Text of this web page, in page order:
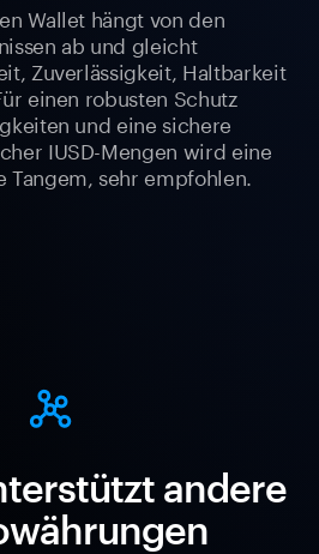
Wallet hängt von den
ab und gleicht
Zuverlässigkeit, Haltbarkeit
einen robusten Schutz
und eine sichere
IUSD-Mengen wird eine
Tangem, sehr empfohlen.
andere